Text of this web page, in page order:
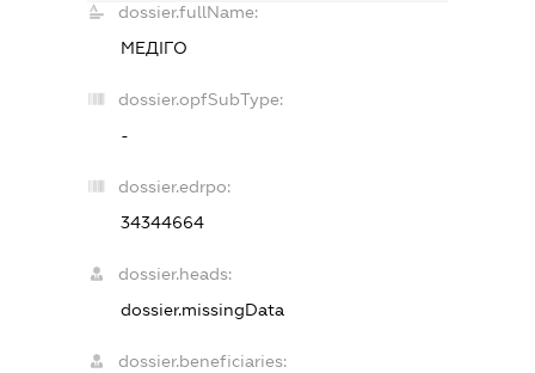
dossier.fullName:
МЕДІГО
dossier.opfSubType:
-
dossier.edrpo:
34344664
dossier.heads:
dossier.missingData
dossier.beneficiaries: